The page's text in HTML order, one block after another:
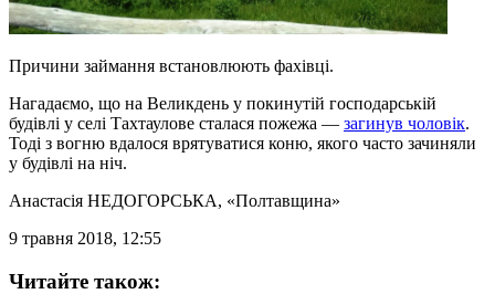
Причини займання встановлюють фахівці.
Нагадаємо, що на Великдень у покинутій господарській
будівлі у селі Тахтаулове сталася пожежа — загинув чоловік.
Тоді з вогню вдалося врятуватися коню, якого часто зачиняли
у будівлі на ніч.
Анастасія НЕДОГОРСЬКА, «Полтавщина»
9 травня 2018, 12:55
Читайте також: